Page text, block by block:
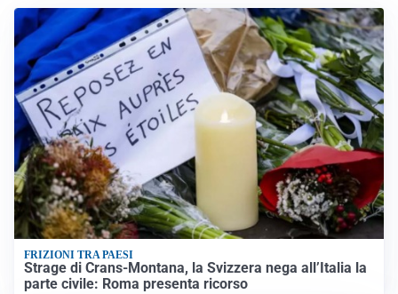
FRIZIONI TRA PAESI
Strage di Crans-Montana, la Svizzera nega all’Italia la
parte civile: Roma presenta ricorso